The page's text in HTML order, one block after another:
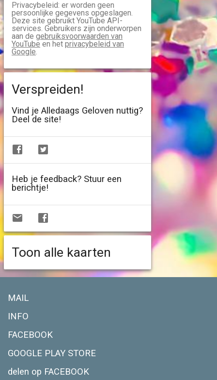
Privacybeleid: er worden geen
persoonlijke gegevens opgeslagen.
Deze site gebruikt YouTube API-
services. Gebruikers zijn onderworpen
aan de gebruiksvoorwaarden van
YouTube en het privacybeleid van
Google.
Verspreiden!
Vind je Alledaags Geloven nuttig?
Deel de site!
Heb je feedback? Stuur een
berichtje!
Toon alle kaarten
MAIL
INFO
FACEBOOK
GOOGLE PLAY STORE
delen op FACEBOOK